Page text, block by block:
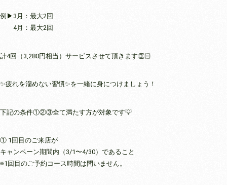
例▶︎3月：最大2回
4月：最大2回
計4回（3,280円相当）サービスさせて頂きます👏🏻
✨疲れを溜めない習慣✨を一緒に身につけましょう！
下記の条件①②③全て満たす方が対象です💡
① 1回目のご来店が
キャンペーン期間内（3/1〜4/30）であること
※1回目のご予約コース時間は問いません。